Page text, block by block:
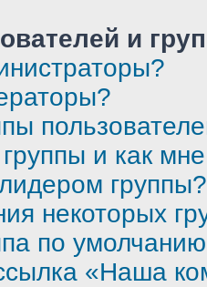
и
и как
группы?
некоторых
по
«Наша